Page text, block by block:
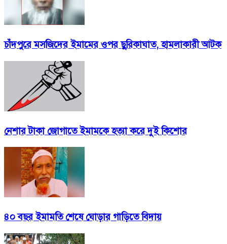
চাঁদপুরে মসজিদের ইমামের ওপর ছুরিকাঘাত, হামলাকারী আটক
নেশার টাকা জোগাতে ইমামকে হত্যা করে দুই কিশোর
৪০ বছর ইমামতি শেষে ঘোড়ার গাড়িতে বিদায়